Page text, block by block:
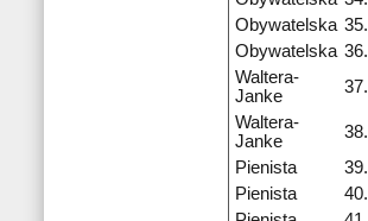
Obywatelska 35.
Obywatelska 36.
Waltera-
Janke
37.
Waltera-
Janke
38.
Pienista 39.
Pienista
40.